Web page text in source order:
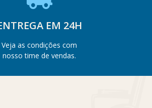
EM 24H
Veja as condições com
nosso time de vendas.